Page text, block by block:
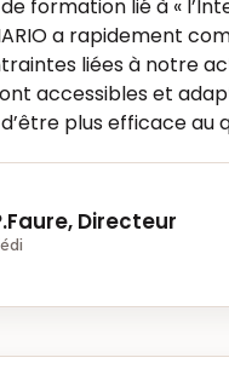
formation lié à «
a rapidement
liées à notre
accessibles et
plus efficace au
Directeur